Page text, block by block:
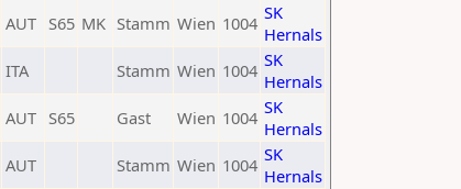
AUT S65 MK Stamm Wien 1004 SK
Hernals
ITA Stamm Wien 1004 SK
Hernals
AUT S65 Gast Wien 1004 SK
Hernals
AUT Stamm Wien 1004 SK
Hernals